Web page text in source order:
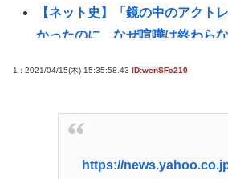
【ネット史】「鏡の中のアクト
かったのに、なぜ喧嘩は終わら
ガチで死にたい時ってどうした
新しいキーボード買いたいんだ
1 : 2021/04/15(木) 15:35:58.43 ID:wenSFc210
https://